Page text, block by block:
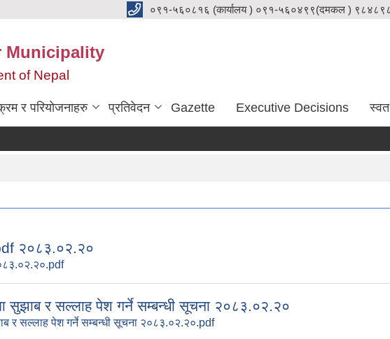
०९१-५६०८१६ (कार्यालय ) ०९१-५६०४९९(दमकल )
Municipality
of Nepal
र परियोजनाहरु प्रतिवेदन Gazette Executive Decisions
२०८३.०२.२०
सुझाब र सल्लाह पेश गर्ने सम्बन्धी सूचना २०८३.०२.२०
र सल्लाह पेश गर्ने सम्बन्धी सूचना २०८३.०२.२०.pdf